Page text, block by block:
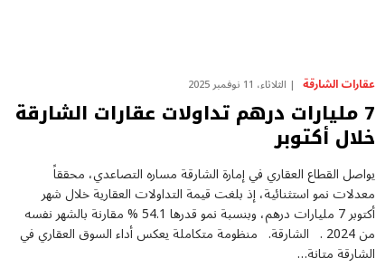
عقارات الشارقة الثلاثاء، 11 نوفمبر 2025
7 مليارات درهم تداولات عقارات الشارقة
خلال أكتوبر
يواصل القطاع العقاري في إمارة الشارقة مساره التصاعدي، محققاً
معدلات نمو استثنائية، إذ بلغت قيمة التداولات العقارية خلال شهر
أكتوبر 7 مليارات درهم، وبنسبة نمو قدرها 54.1 % مقارنة بالشهر نفسه
من 2024 . الشارقة. منظومة متكاملة يعكس أداء السوق العقاري في
الشارقة متانة…